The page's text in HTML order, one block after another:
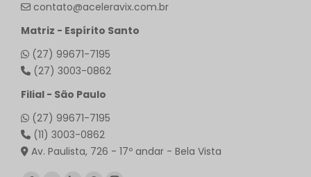
contato@aceleravix.com.br
Matriz - Espírito Santo
(27) 99671-7195
(27) 3003-0862
Filial - São Paulo
(27) 99671-7195
(11) 3003-0862
Av. Paulista, 726 - 17º andar - Bela Vista